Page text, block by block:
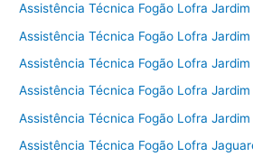
Assistência Técnica Fogão Lofra
Assistência Técnica Fogão Lofra
Assistência Técnica Fogão Lofra
Assistência Técnica Fogão Lofra Jardim
Assistência Técnica Fogão Lofra
Assistência Técnica Fogão Lofra